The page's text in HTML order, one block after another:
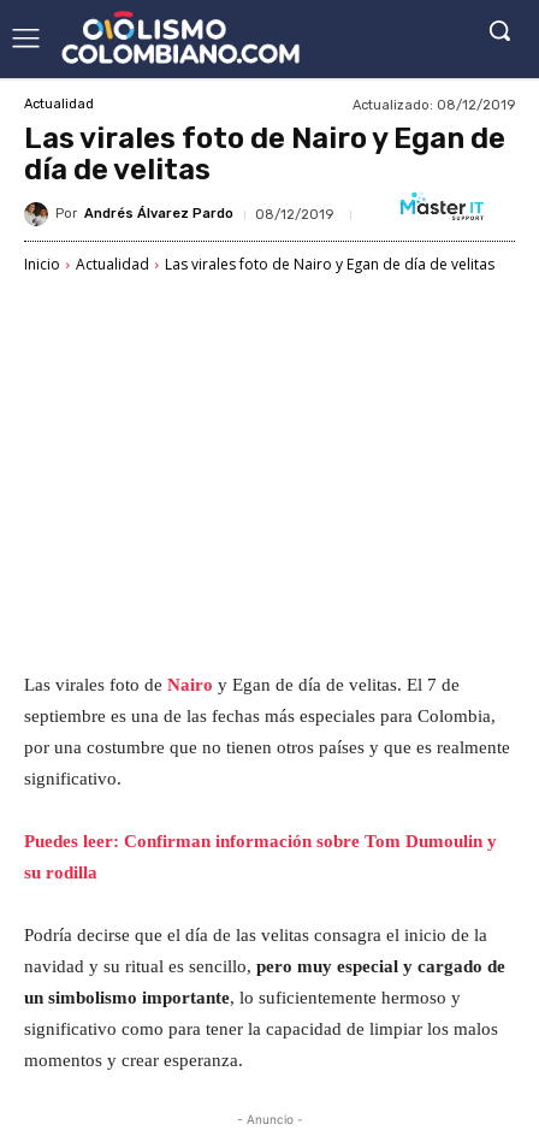
Actualidad Actualizado: 08/12/2019
Las virales foto de Nairo y Egan de
día de velitas
Por Andrés Álvarez Pardo 08/12/2019
Inicio Actualidad Las virales foto de Nairo y Egan de día de velitas
Las virales foto de Nairo y Egan de día de velitas. El 7 de
septiembre es una de las fechas más especiales para Colombia,
por una costumbre que no tienen otros países y que es realmente
significativo.
Puedes leer: Confirman información sobre Tom Dumoulin y
su rodilla
Podría decirse que el día de las velitas consagra el inicio de la
navidad y su ritual es sencillo, pero muy especial y cargado de
un simbolismo importante, lo suficientemente hermoso y
significativo como para tener la capacidad de limpiar los malos
momentos y crear esperanza.
- Anuncio -